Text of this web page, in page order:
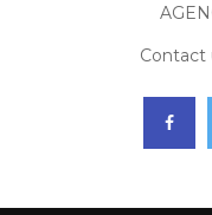
Contact